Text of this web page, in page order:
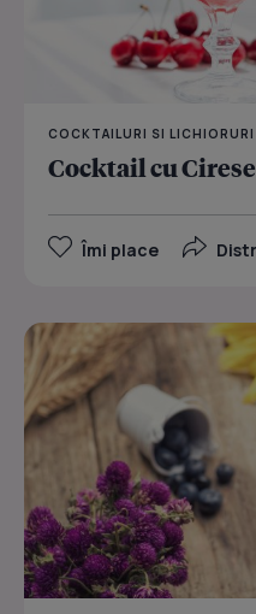
COCKTAILURI SI LICHIORURI
Cocktail cu
Îmi place